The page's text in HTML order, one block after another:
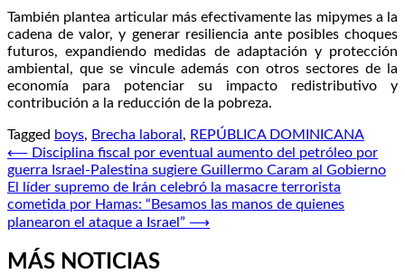
También plantea articular más efectivamente las mipymes a la
cadena de valor, y generar resiliencia ante posibles choques
futuros, expandiendo medidas de adaptación y protección
ambiental, que se vincule además con otros sectores de la
economía para potenciar su impacto redistributivo y
contribución a la reducción de la pobreza.
Tagged boys, Brecha laboral , REPÚBLICA DOMINICANA
Navegación
de
entradas
⟵ Disciplina fiscal por eventual aumento del petróleo por
guerra Israel-Palestina sugiere Guillermo Caram al Gobierno
El líder supremo de Irán celebró la masacre terrorista
cometida por Hamas: “Besamos las manos de quienes
planearon el ataque a Israel” ⟶
MÁS NOTICIAS